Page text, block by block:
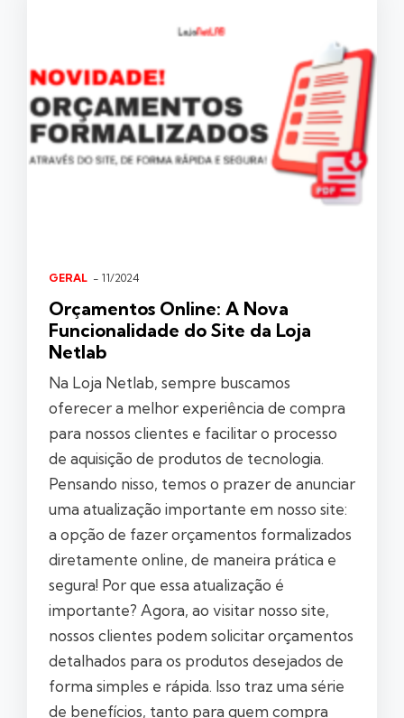
GERAL - 11/2024
Orçamentos Online: A Nova
Funcionalidade do Site da Loja
Netlab
Na Loja Netlab, sempre buscamos
oferecer a melhor experiência de compra
para nossos clientes e facilitar o processo
de aquisição de produtos de tecnologia.
Pensando nisso, temos o prazer de anunciar
uma atualização importante em nosso site:
a opção de fazer orçamentos formalizados
diretamente online, de maneira prática e
segura! Por que essa atualização é
importante? Agora, ao visitar nosso site,
nossos clientes podem solicitar orçamentos
detalhados para os produtos desejados de
forma simples e rápida. Isso traz uma série
de benefícios, tanto para quem compra